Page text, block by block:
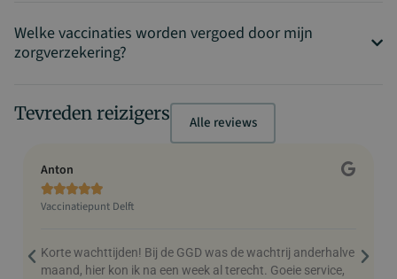
Welke vaccinaties worden vergoed door mijn
zorgverzekering?
Tevreden reizigers Alle reviews
Anton

Vaccinatiepunt Delft
Korte wachttijden! Bij de GGD was de wachtrij anderhalve
maand, hier kon ik na een week al terecht. Goeie service,